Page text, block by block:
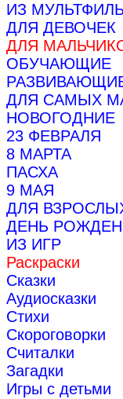
ИЗ
ДЛЯ ДЕВОЧЕК
ДЛЯ
ОБУЧАЮЩИЕ
ДЛЯ САМЫХ
НОВОГОДНИЕ
23 ФЕВРАЛЯ
8 МАРТА
ПАСХА
9 МАЯ
ДЛЯ
ДЕНЬ
ИЗ ИГР
Раскраски
Сказки
Аудиосказки
Стихи
Скороговорки
Считалки
Загадки
Игры с детьми